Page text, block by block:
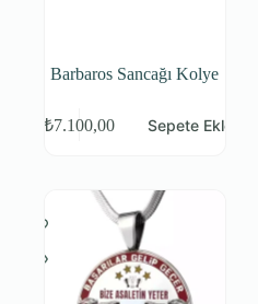
Barbaros Sancağı Kolye
₺7.100,00 Sepete Ekle